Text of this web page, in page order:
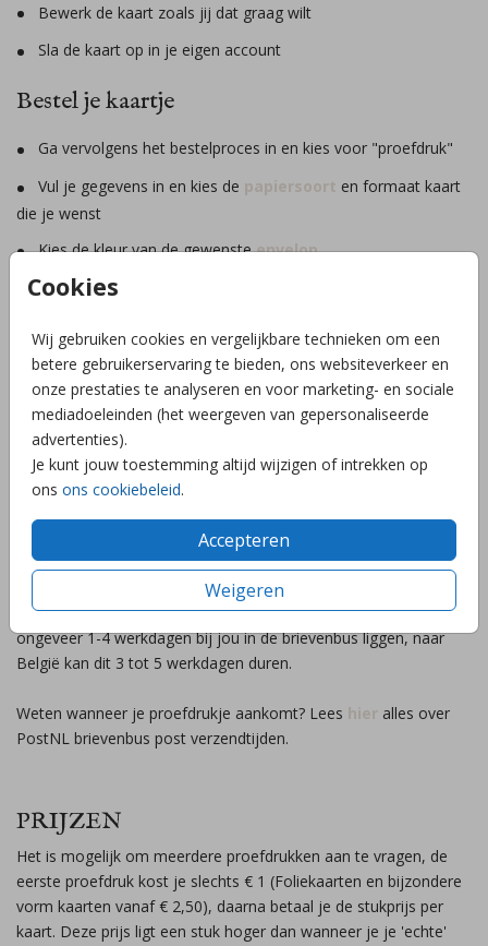
Cookies
Wij gebruiken cookies en vergelijkbare technieken om een
betere gebruikerservaring te bieden, ons websiteverkeer en
onze prestaties te analyseren en voor marketing- en sociale
mediadoeleinden (het weergeven van gepersonaliseerde
advertenties).
Je kunt jouw toestemming altijd wijzigen of intrekken op
ons ons cookiebeleid.
Accepteren
Weigeren
Bewerk de kaart zoals jij dat graag wilt
Sla de kaart op in je eigen account
Bestel je kaartje
Ga vervolgens het bestelproces in en kies voor "proefdruk"
Vul je gegevens in en kies de papiersoort en formaat kaart
die je wenst
Kies de kleur van de gewensteenvelop
Kies eventueel voor een sample setje papiersoorten en/of
Reken je bestelling af
TIP:
Voor maandag t/m vrijdag en zondag vóór 18.00 uur
besteld = dezelfde dag nog gedrukt en verzonden en
overgedragen aan PostNL. Foliekaarten en bijzondere vorm
Proefdruk bezorging
Proefdrukken worden per brievenbuspost verzonden en zullen in
ongeveer 1-4 werkdagen bij jou in de brievenbus liggen, naar
België kan dit 3 tot 5 werkdagen duren.
Weten wanneer je proefdrukje aankomt? Lees hier alles over
PostNL brievenbus post verzendtijden.
PRIJZEN
Het is mogelijk om meerdere proefdrukken aan te vragen, de
eerste proefdruk kost je slechts € 1 (Foliekaarten en bijzondere
vorm kaarten vanaf € 2,50), daarna betaal je de stukprijs per
kaart. Deze prijs ligt een stuk hoger dan wanneer je je 'echte'